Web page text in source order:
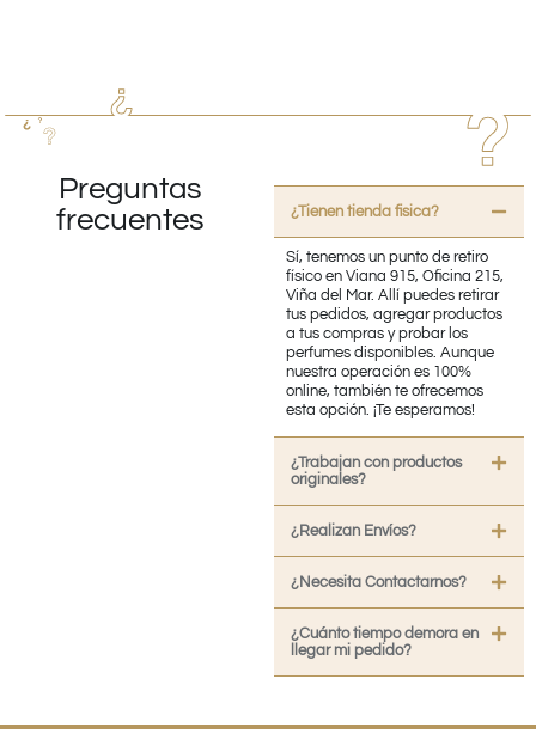
Preguntas
frecuentes
¿Tienen tienda fisica?
Sí, tenemos un punto de retiro
físico en Viana 915, Oficina 215,
Viña del Mar. Allí puedes retirar
tus pedidos, agregar productos
a tus compras y probar los
perfumes disponibles. Aunque
nuestra operación es 100%
online, también te ofrecemos
esta opción. ¡Te esperamos!
¿Trabajan con productos
originales?
¿Realizan Envíos?
¿Necesita Contactarnos?
¿Cuánto tiempo demora en
llegar mi pedido?